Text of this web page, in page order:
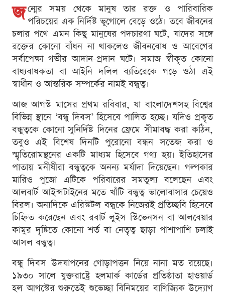
জ ন্মের সময় থেকে মানুষ তার রক্ত ও পারিবারিক
পরিচয়ের এক নির্দিষ্ট ভূগোলে বেড়ে ওঠে। তবে জীবনের
চলার পথে এমন কিছু মানুষের পদচারণা ঘটে, যাদের সঙ্গে
রক্তের কোনো বাঁধন না থাকলেও জীবনবোধ ও আবেগের
সর্বাপেক্ষা গভীর আদান-প্রদান ঘটে। সমাজ স্বীকৃত কোনো
বাধ্যবাধকতা বা আইনি দলিল ব্যতিরেকে গড়ে ওঠা এই
স্বাধীন ও আন্তরিক সম্পর্কের নামই বন্ধুত্ব।
আজ আগস্ট মাসের প্রথম রবিবার, যা বাংলাদেশসহ বিশ্বের
বিভিন্ন স্থানে ‘বন্ধু দিবস’ হিসেবে পালিত হচ্ছে। যদিও প্রকৃত
বন্ধুত্বকে কোনো সুনির্দিষ্ট দিনের ফ্রেমে সীমাবদ্ধ করা কঠিন,
তবুও এই বিশেষ দিনটি পুরোনো বন্ধন সতেজ করা ও
স্মৃতিরোমন্থনের একটি মাধ্যম হিসেবে গণ্য হয়। ইতিহাসের
পাতায় মনীষীরা বন্ধুত্বকে অনন্য মর্যাদা দিয়েছেন। গল্পকার
মারিও পুজো এটিকে পরিবারের সমতুল্য বলেছেন এবং
আলবার্ট আইন্সটাইনের মতে খাঁটি বন্ধুত্ব ভালোবাসার চেয়েও
বিরল। অন্যদিকে এরিস্টটল বন্ধুকে নিজেরই প্রতিচ্ছবি হিসেবে
চিহ্নিত করেছেন এবং রবার্ট লুইস স্টিভেনসন বা আলবেয়ার
কামুর দৃষ্টিতে কোনো শর্ত বা নেতৃত্ব ছাড়া পাশাপাশি চলাই
আসল বন্ধুত্ব।
বন্ধু দিবস উদযাপনের গোড়াপত্তন নিয়ে নানা মত রয়েছে।
১৯৩০ সালে যুক্তরাষ্ট্রে হলমার্ক কার্ডের প্রতিষ্ঠাতা হাওয়ার্ড
হল আগস্টের শুরুতেই শুভেচ্ছা বিনিময়ের বাণিজ্যিক উদ্যোগ